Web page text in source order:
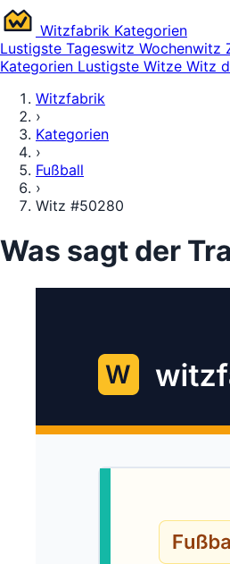
Witzfabrik Kategorien
Lustigste Tageswitz Wochenwitz
Kategorien Lustigste Witze Witz
Witzfabrik
›
Kategorien
›
Fußball
›
Witz #50280
Was sagt der